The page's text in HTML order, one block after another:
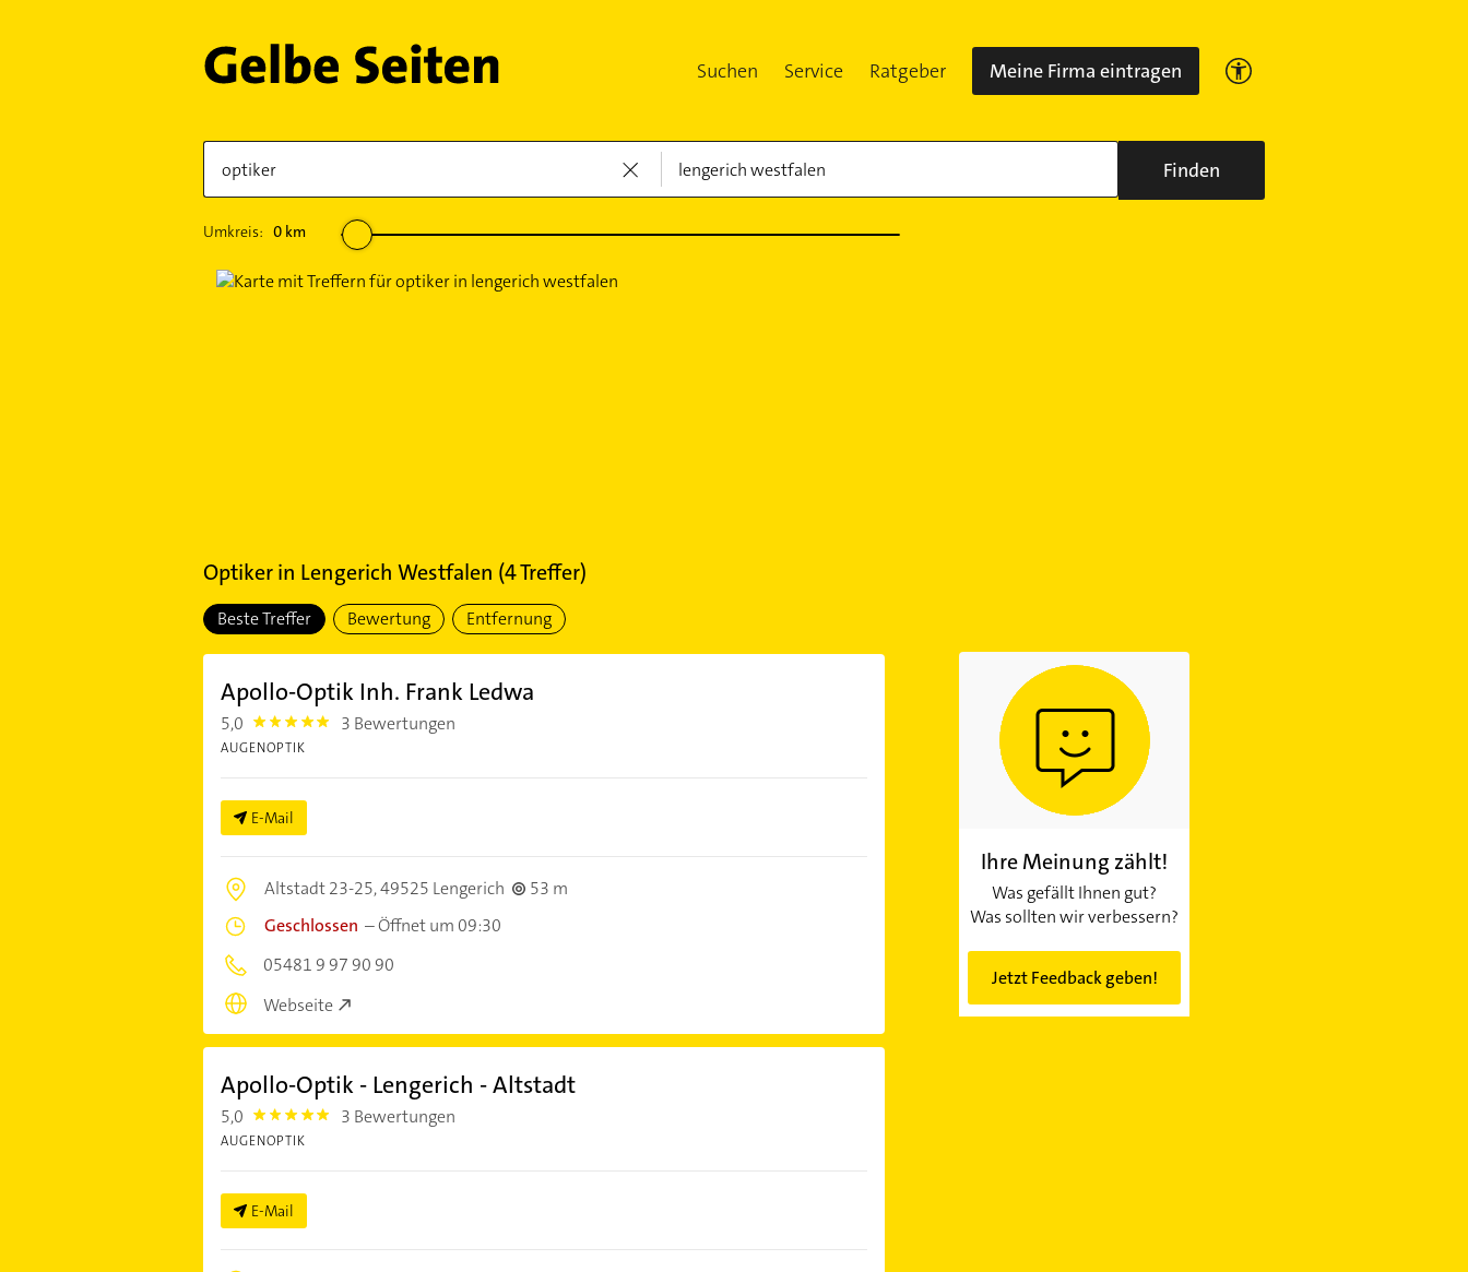
Suchen Service Ratgeber Meine Firma eintragen
Finden
Umkreis: 0km
Optikerin Lengerich Westfalen (4Treffer)
Beste Treffer Bewertung Entfernung
Apollo-Optik Inh. Frank Ledwa
5,0 5.0 3 Bewertungen
AUGENOPTIK
E-Mail
Altstadt 23-25,49525 Lengerich
53 m
Geschlossen –Öffnet um 09:30
05481 9 97 90 90
Webseite
Apollo-Optik - Lengerich - Altstadt
5,0 5.0 3 Bewertungen
AUGENOPTIK
E-Mail
Ihre Meinung zählt!
Was gefällt Ihnen gut?
Was sollten wir verbessern?
Jetzt Feedback geben!